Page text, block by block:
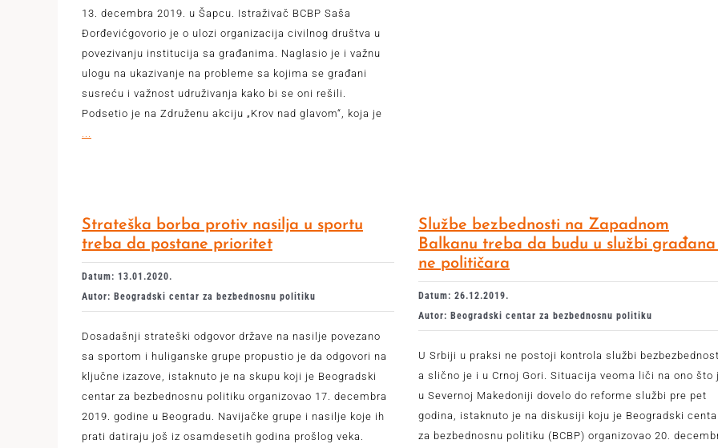
13. decembra 2019. u Šapcu. Istraživač BCBP Saša
Đorđevićgovorio je o ulozi organizacija civilnog društva u
povezivanju institucija sa građanima. Naglasio je i važnu
ulogu na ukazivanje na probleme sa kojima se građani
susreću i važnost udruživanja kako bi se oni rešili.
Podsetio je na Združenu akciju „Krov nad glavom“, koja je
Strateška borba protiv nasilja u sportu
treba da postane prioritet
Datum: 13.01.2020.
Autor: Beogradski centar za bezbednosnu politiku
Dosadašnji strateški odgovor države na nasilje povezano
sa sportom i huliganske grupe propustio je da odgovori na
ključne izazove, istaknuto je na skupu koji je Beogradski
centar za bezbednosnu politiku organizovao 17. decembra
2019. godine u Beogradu. Navijačke grupe i nasilje koje ih
prati datiraju još iz osamdesetih godina prošlog veka.
Službe bezbednosti na Zapadnom
Balkanu treba da budu u službi
ne političara
Datum: 26.12.2019.
Autor: Beogradski centar za bezbednosnu politiku
U Srbiji u praksi ne postoji kontrola službi
a slično je i u Crnoj Gori. Situacija veoma liči na ono što
u Severnoj Makedoniji dovelo do reforme službi pre pet
godina, istaknuto je na diskusiji koju je Beogradski
za bezbednosnu politiku (BCBP) organizovao 20.